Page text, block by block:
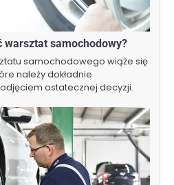
warsztat samochodowy?
samochodowego wiąże się
należy dokładnie
ostatecznej decyzji.